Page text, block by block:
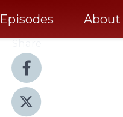
Episodes About